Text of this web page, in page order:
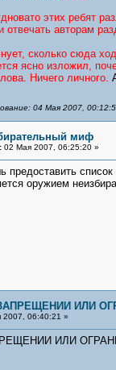
этих ребят
отвечать авторам
сколько сюда
ясно изложил,
Ничего личного.
04 Мая 2007,
миф
02 Мая 2007, 06:25:20 »
предоставить
оружием
ИЛИ
06:40:21 »
ИЛИ